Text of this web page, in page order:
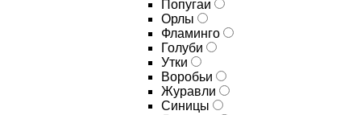
Попугаи
Орлы
Фламинго
Голуби
Утки
Воробьи
Журавли
Синицы